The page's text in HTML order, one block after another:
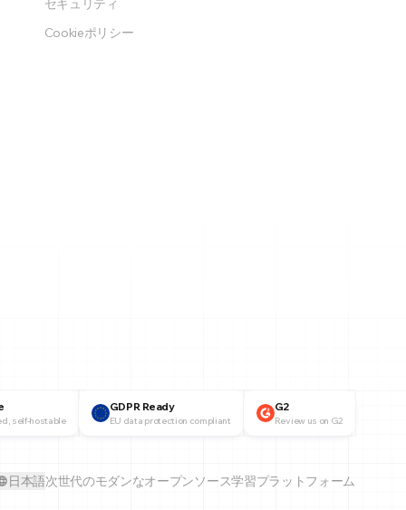
セキュリティ
Cookieポリシー
self-hostable
GDPR Ready
EU data protection compliant
G2
Review us on G2
日本語次世代のモダンなオープンソース学習プラットフォーム